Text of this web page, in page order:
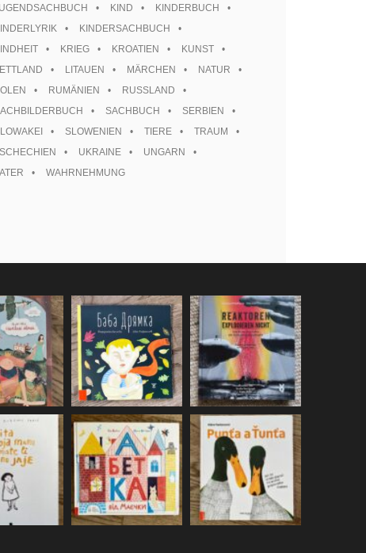
KIND
KINDERBUCH
KINDERSACHBUCH
KRIEG KROATIEN
KUNST
LITAUEN MÄRCHEN
NATUR
RUMÄNIEN
RUSSLAND
SACHBUCH
SERBIEN
SLOWENIEN TIERE
TRAUM
UKRAINE
UNGARN
WAHRNEHMUNG